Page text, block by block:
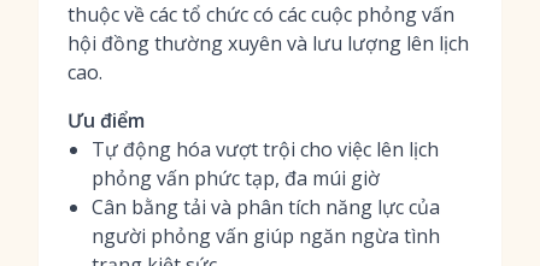
thuộc về các tổ chức có các cuộc phỏng vấn
hội đồng thường xuyên và lưu lượng lên lịch
cao.
Ưu điểm
Tự động hóa vượt trội cho việc lên lịch
phỏng vấn phức tạp, đa múi giờ
Cân bằng tải và phân tích năng lực của
người phỏng vấn giúp ngăn ngừa tình